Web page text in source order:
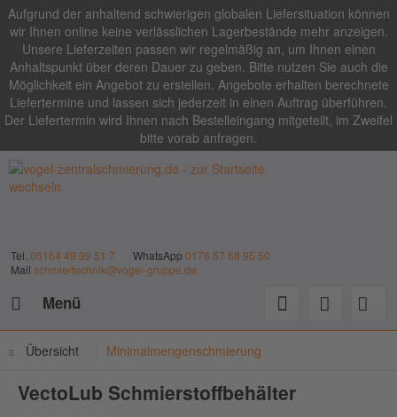
Aufgrund der anhaltend schwierigen globalen Liefersituation können
wir Ihnen online keine verlässlichen Lagerbestände mehr anzeigen.
Unsere Lieferzeiten passen wir regelmäßig an, um Ihnen einen
Anhaltspunkt über deren Dauer zu geben. Bitte nutzen Sie auch die
Möglichkeit ein Angebot zu erstellen. Angebote erhalten berechnete
Liefertermine und lassen sich jederzeit in einen Auftrag überführen.
Der Liefertermin wird Ihnen nach Bestelleingang mitgeteilt, im Zweifel
bitte vorab anfragen.
Tel. 05164 49 39 51 7 WhatsApp 0176 57 68 95 50
Mail schmiertechnik@vogel-gruppe.de
Menü
Übersicht Minimalmengenschmierung
VectoLub Schmierstoffbehälter